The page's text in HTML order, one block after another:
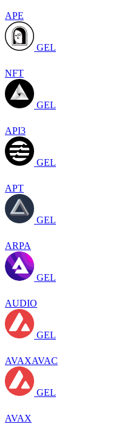
APE
GEL
NFT
GEL
API3
GEL
APT
GEL
ARPA
GEL
AUDIO
GEL
AVAXAVAC
GEL
AVAX